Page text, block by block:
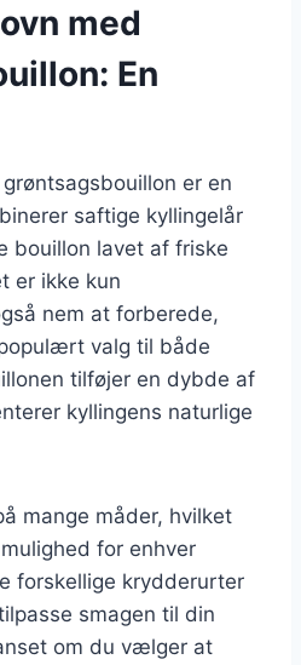
med
En
er en
saftige kyllingelår
bouillon lavet af friske
er ikke kun
nem at forberede,
valg til både
tilføjer en dybde af
kyllingens naturlige
mange måder, hvilket
for enhver
forskellige krydderurter
smagen til din
om du vælger at